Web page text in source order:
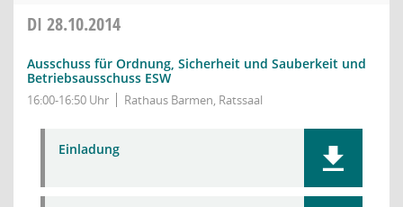
DI 28.10.2014
Ausschuss für Ordnung, Sicherheit und Sauberkeit und
Betriebsausschuss ESW
16:00-16:50 Uhr Rathaus Barmen, Ratssaal
Einladung